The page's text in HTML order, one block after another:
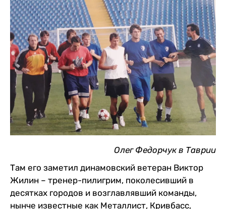
Олег Федорчук в Таврии
Там его заметил динамовский ветеран Виктор
Жилин – тренер-пилигрим, поколесивший в
десятках городов и возглавлявший команды,
нынче известные как Металлист, Кривбасс,